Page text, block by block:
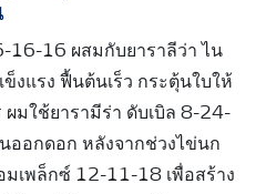
16-16 ผสมกับยาราลีว่า ไน
งแรง ฟื้นต้นเร็ว กระตุ้นใบให้
มใช้ยารามีร่า ดับเบิล 8-24-
ออกดอก หลังจากช่วงไข่นก
มเพล็กซ์ 12-11-18 เพื่อสร้าง